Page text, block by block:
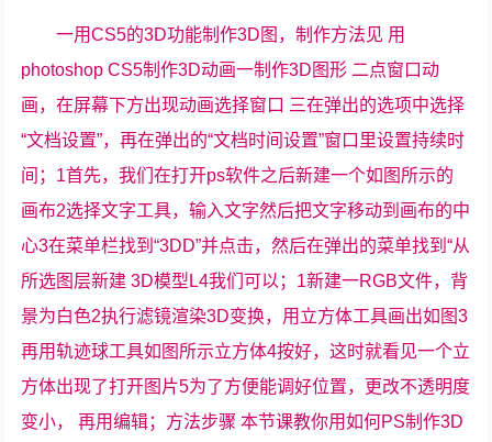
一用CS5的3D功能制作3D图，制作方法见 用
photoshop CS5制作3D动画一制作3D图形 二点窗口动
画，在屏幕下方出现动画选择窗口 三在弹出的选项中选择
“文档设置”，再在弹出的“文档时间设置”窗口里设置持续时
间；1首先，我们在打开ps软件之后新建一个如图所示的
画布2选择文字工具，输入文字然后把文字移动到画布的中
心3在菜单栏找到“3DD”并点击，然后在弹出的菜单找到“从
所选图层新建 3D模型L4我们可以；1新建一RGB文件，背
景为白色2执行滤镜渲染3D变换，用立方体工具画出如图3
再用轨迹球工具如图所示立方体4按好，这时就看见一个立
方体出现了打开图片5为了方便能调好位置，更改不透明度
变小， 再用编辑；方法步骤 本节课教你用如何PS制作3D